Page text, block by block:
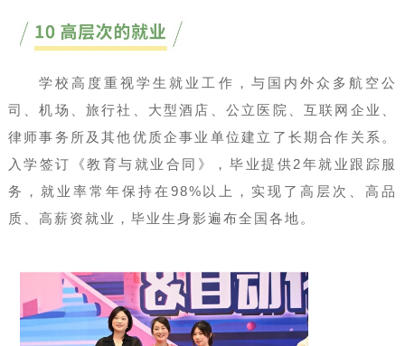
学校高度重视学生就业工作，与国内外众多航空公
司、机场、旅行社、大型酒店、公立医院、互联网企业、
律师事务所及其他优质企事业单位建立了长期合作关系。
入学签订《教育与就业合同》，毕业提供2年就业跟踪服
务，就业率常年保持在98%以上，实现了高层次、高品
质、高薪资就业，毕业生身影遍布全国各地。